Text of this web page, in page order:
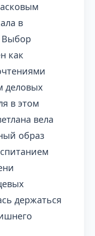
в
Выбор
как
деловых
в этом
вела
образ
держаться